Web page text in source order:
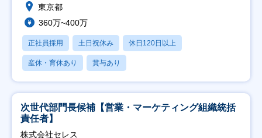
東京都
360万~400万
正社員採用 土日祝休み 休日120日以上
産休・育休あり 賞与あり
次世代部門長候補【営業・マーケティング組織統括
責任者】
株式会社セレス